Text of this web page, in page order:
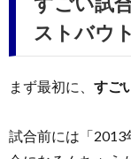
ストバウ
まず最初に、 すご
試合前には「2013